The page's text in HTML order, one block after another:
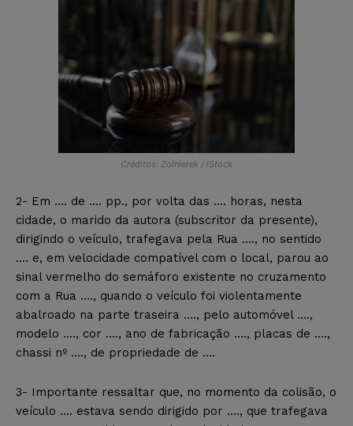
Créditos: Zolnierek / iStock
2- Em …. de …. pp., por volta das …. horas, nesta
cidade, o marido da autora (subscritor da presente),
dirigindo o veículo, trafegava pela Rua …., no sentido
…. e, em velocidade compatível com o local, parou ao
sinal vermelho do semáforo existente no cruzamento
com a Rua …., quando o veículo foi violentamente
abalroado na parte traseira …., pelo automóvel ….,
modelo …., cor …., ano de fabricação …., placas de ….,
chassi nº …., de propriedade de ….
3- Importante ressaltar que, no momento da colisão, o
veículo …. estava sendo dirigido por …., que trafegava